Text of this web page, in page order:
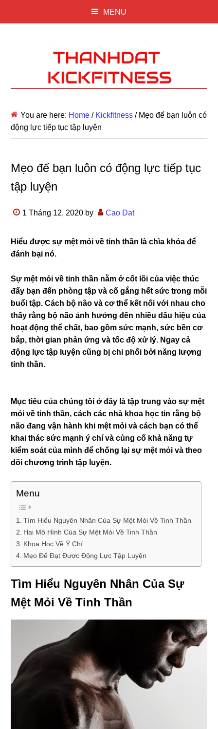
MENU
You are here: Home / Kickfitness /Mẹo để bạn luôn có
động lực tiếp tục tập luyện
Mẹo để bạn luôn có động lực tiếp tục
tập luyện
1 Tháng 12, 2020 by Cao Dat
Hiểu được sự mệt mỏi về tinh thần là chìa khóa để
đánh bại nó.
Sự mệt mỏi về tinh thần nằm ở cốt lõi của việc thúc
đẩy bạn đến phòng tập và cố gắng hết sức trong mỗi
buổi tập. Cách bộ não và cơ thể kết nối với nhau cho
thấy rằng bộ não ảnh hưởng đến nhiều dấu hiệu của
hoạt động thể chất, bao gồm sức mạnh, sức bền cơ
bắp, thời gian phản ứng và tốc độ xử lý. Ngay cả
động lực tập luyện cũng bị chi phối bởi năng lượng
tinh thần.
Mục tiêu của chúng tôi ở đây là tập trung vào sự mệt
mỏi về tinh thần, cách các nhà khoa học tin rằng bộ
não đang vận hành khi mệt mỏi và cách bạn có thể
khai thác sức mạnh ý chí và củng cố khả năng tự
kiểm soát của mình để chống lại sự mệt mỏi và theo
dõi chương trình tập luyện.
Menu
Tìm Hiểu Nguyên Nhân Của Sự Mệt Mỏi Về Tinh Thần
Hai Mô Hình Của Sự Mệt Mỏi Về Tinh Thần
Khoa Học Về Ý Chí
Mẹo Để Đạt Được Động Lực Tập Luyện
Tìm Hiểu Nguyên Nhân Của Sự
Mệt Mỏi Về Tinh Thần